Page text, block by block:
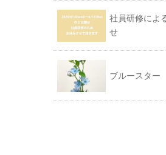
社員研修によ
せ
ブルースター